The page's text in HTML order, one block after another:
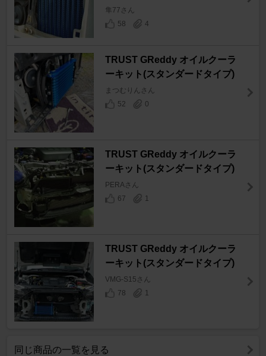
隼77さん
58
4
TRUST GReddy オイルクーラ
ーキット(スタンダードタイプ)
まつむりんさん
52
0
TRUST GReddy オイルクーラ
ーキット(スタンダードタイプ)
PERAさん
67
1
TRUST GReddy オイルクーラ
ーキット(スタンダードタイプ)
VMG-S15さん
78
1
同じ商品の一覧を見る